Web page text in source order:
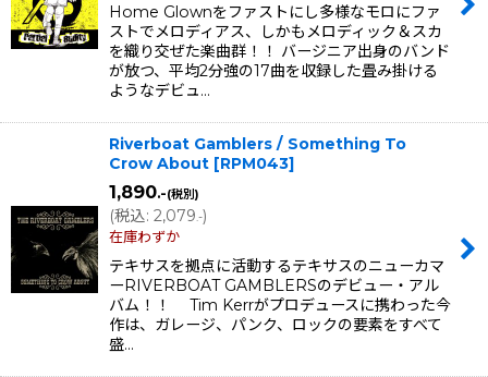
Home Glownをファストにし多様なモロにファ
ストでメロディアス、しかもメロディック＆スカ
を織り交ぜた楽曲群！！ バージニア出身のバンド
が放つ、平均2分強の17曲を収録した畳み掛ける
ようなデビュ…
Riverboat Gamblers / Something To
Crow About [RPM043]
1,890.-(税別)
(税込: 2,079.-)
在庫わずか
テキサスを拠点に活動するテキサスのニューカマ
ーRIVERBOAT GAMBLERSのデビュー・アル
バム！！ Tim Kerrがプロデュースに携わった今
作は、ガレージ、パンク、ロックの要素をすべて
盛…